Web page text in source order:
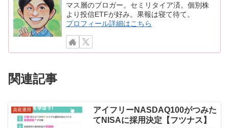
マス層のブロガー。セミリタイア済。個別株
より投信ETFが好み。果報は寝て待て。
プロフィール詳細はこちら
関連記事
資産運用
アイフリーNASDAQ100がつみた
てNISAに採用決定【フツナス】